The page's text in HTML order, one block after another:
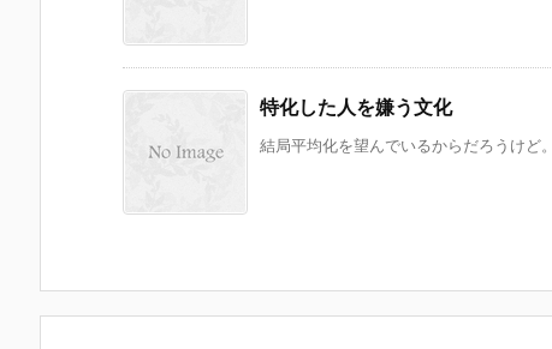
特化した人を嫌う文化
結局平均化を望んでいるからだろうけど